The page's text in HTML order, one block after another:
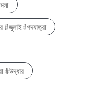
#জুলাই #পদযাত্রা
#উদ্ধার